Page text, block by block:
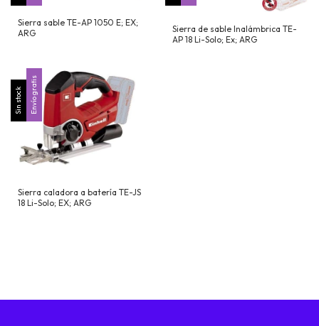
Sierra sable TE-AP 1050 E; EX;
ARG
Sierra de sable Inalámbrica TE-
AP 18 Li-Solo; Ex; ARG
Sin stock Envío gratis
Sierra caladora a batería TE-JS
18 Li-Solo; EX; ARG